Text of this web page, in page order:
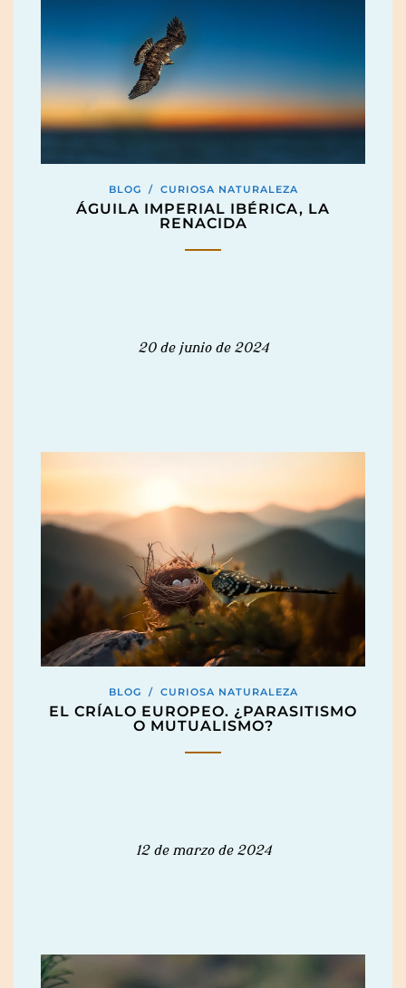
BLOG / CURIOSA NATURALEZA
ÁGUILA IMPERIAL IBÉRICA, LA
RENACIDA
20 de junio de 2024
BLOG / CURIOSA NATURALEZA
EL CRÍALO EUROPEO. ¿PARASITISMO
O MUTUALISMO?
12 de marzo de 2024